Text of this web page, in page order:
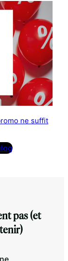
ne suffit
pas (et